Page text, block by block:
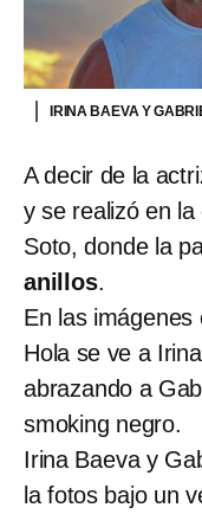
IRINA BAEVA Y
A decir de la
y se realizó en la
Soto, donde la
anillos.
En las
Hola se ve a
abrazando a
smoking negro.
Irina Baeva y
la fotos bajo un